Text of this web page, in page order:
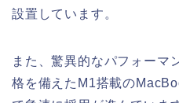
設置しています。
また、驚異的なパフォーマ
格を備えたM1搭載の